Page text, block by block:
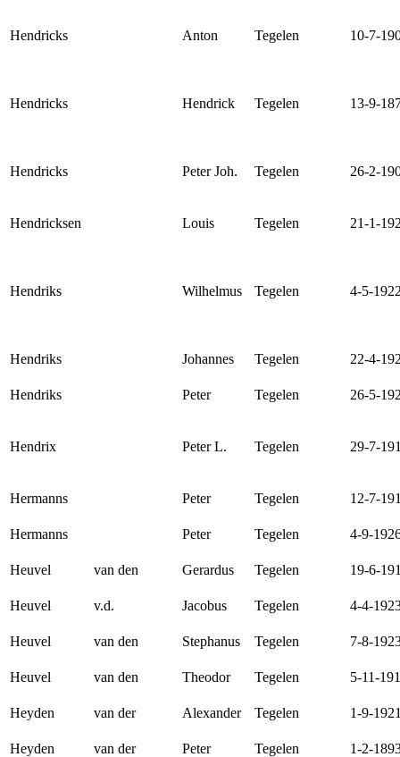
Hendricks Anton Tegelen 10-7-
Hendricks Hendrick Tegelen 13-9-
Hendricks Peter Joh. Tegelen 26-2-
Hendricksen Louis Tegelen 21-1-
Hendriks Wilhelmus Tegelen 4-5-
Hendriks Johannes Tegelen 22-4-
Hendriks Peter Tegelen 26-5-
Hendrix Peter L. Tegelen 29-7-
Hermanns Peter Tegelen 12-7-
Hermanns Peter Tegelen 4-9-
Heuvel van den Gerardus Tegelen 19-6-
Heuvel v.d. Jacobus Tegelen 4-4-
Heuvel van den Stephanus Tegelen 7-8-
Heuvel van den Theodor Tegelen 5-11-
Heyden van der Alexander Tegelen 1-9-
Heyden van der Peter Tegelen 1-2-